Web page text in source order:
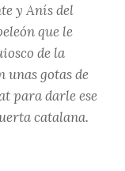
y Anís del
que le
de la
unas gotas de
para darle ese
catalana.